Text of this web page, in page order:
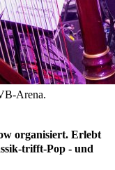
Arena.
organisiert. Erlebt
trifft-Pop - und